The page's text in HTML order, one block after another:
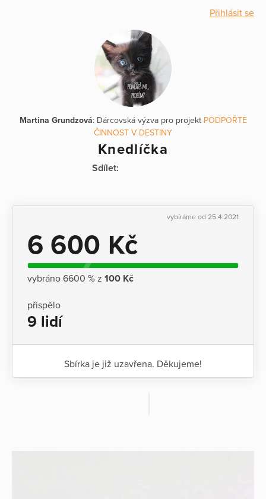
Přihlásit se
Martina Grundzová: Dárcovská výzva pro projekt PODPOŘTE
ČINNOST V DESTINY
Knedlíčka
Sdílet:
vybíráme od 25.4.2021
6 600 Kč
vybráno 6600 % z 100 Kč
přispělo
9 lidí
Sbírka je již uzavřena. Děkujeme!